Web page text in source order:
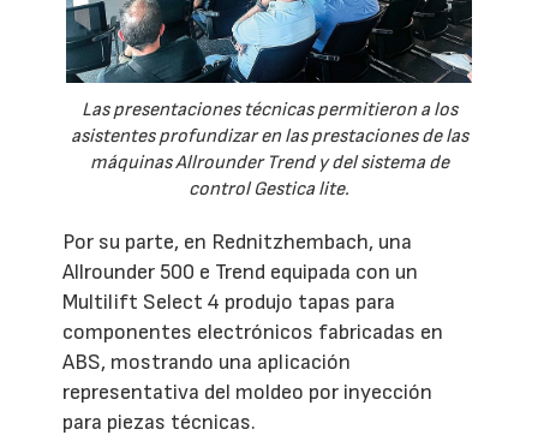
Las presentaciones técnicas permitieron a los
asistentes profundizar en las prestaciones de las
máquinas Allrounder Trend y del sistema de
control Gestica lite.
Por su parte, en Rednitzhembach, una
Allrounder 500 e Trend equipada con un
Multilift Select 4 produjo tapas para
componentes electrónicos fabricadas en
ABS, mostrando una aplicación
representativa del moldeo por inyección
para piezas técnicas.